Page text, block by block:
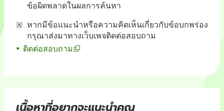
ข้อผิดพลาดในผลการค้นหา
หากมีข้อแนะนำหรือความคิดเห็นเกี่ยวกับข้อบกพร่อง
กรุณาส่งมาทางเว็บเพจติดต่อสอบถาม
ติดต่อสอบถาม
เนื้อหาที่อยากจะแนะนำคุณ